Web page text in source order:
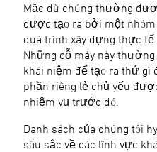
Mặc dù chúng thường
được tạo ra bởi một
quá trình xây dựng thực tế
Những cỗ máy này
khái niệm để tạo ra thứ gì
phần riêng lẻ chủ yếu
nhiệm vụ trước đó.
Danh sách của chúng tôi
sâu sắc về các lĩnh vực